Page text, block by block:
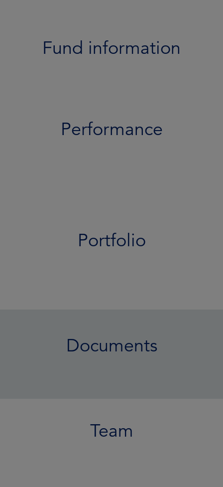
Risk profile
Fund information
Performance
Portfolio
Documents
Team